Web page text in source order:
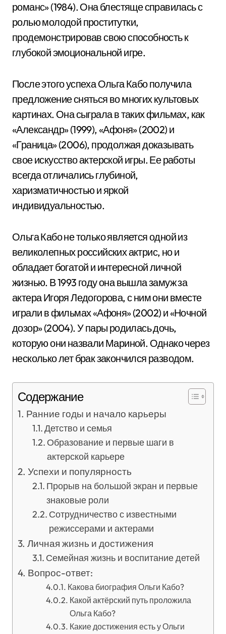
романс» (1984). Она блестяще справилась с
ролью молодой проститутки,
продемонстрировав свою способность к
глубокой эмоциональной игре.
После этого успеха Ольга Кабо получила
предложение сняться во многих культовых
картинах. Она сыграла в таких фильмах, как
«Александр» (1999), «Афоня» (2002) и
«Граница» (2006), продолжая доказывать
свое искусство актерской игры. Ее работы
всегда отличались глубиной,
харизматичностью и яркой
индивидуальностью.
Ольга Кабо не только является одной из
великолепных российских актрис, но и
обладает богатой и интересной личной
жизнью. В 1993 году она вышла замуж за
актера Игоря Ледогорова, с ним они вместе
играли в фильмах «Афоня» (2002) и «Ночной
дозор» (2004). У пары родилась дочь,
которую они назвали Мариной. Однако через
несколько лет брак закончился разводом.
Содержание
Ранние годы и начало карьеры
Детство и семья
Образование и первые шаги в
актерской карьере
Успехи и популярность
Прорыв на большой экран и первые
знаковые роли
Сотрудничество с известными
режиссерами и актерами
Личная жизнь и достижения
Семейная жизнь и воспитание детей
Вопрос-ответ:
Какова биография Ольги Кабо?
Какой актёрский путь проложила
Ольга Кабо?
Какие достижения есть у Ольги